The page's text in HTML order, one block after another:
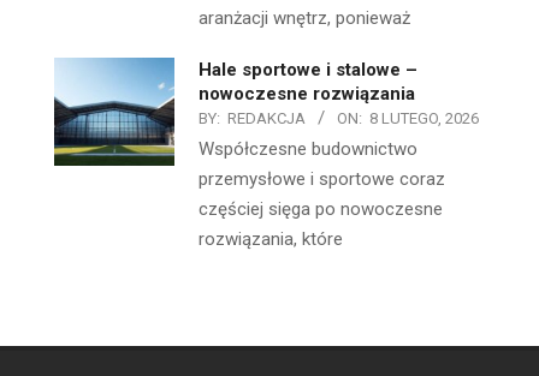
aranżacji wnętrz, ponieważ
Hale sportowe i stalowe –
nowoczesne rozwiązania
BY: REDAKCJA ON: 8 LUTEGO, 2026
Współczesne budownictwo
przemysłowe i sportowe coraz
częściej sięga po nowoczesne
rozwiązania, które